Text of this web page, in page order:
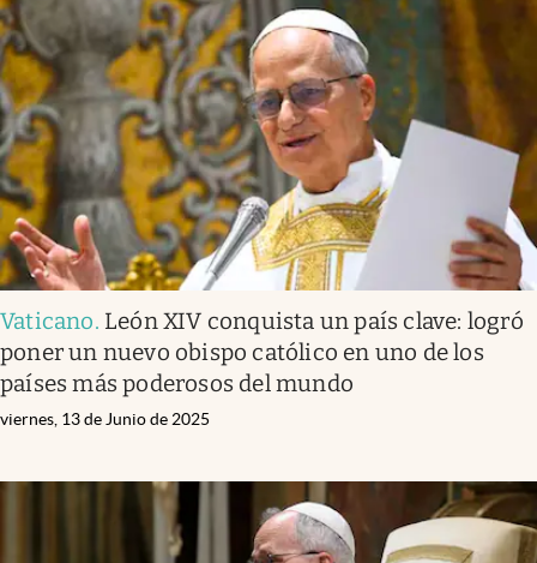
Vaticano. León XIV conquista un país clave: logró
poner un nuevo obispo católico en uno de los
países más poderosos del mundo
viernes, 13 de Junio de 2025